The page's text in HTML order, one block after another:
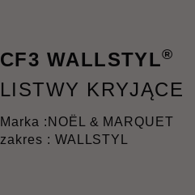
CF3 WALLSTYL®
LISTWY KRYJĄCE
Marka : NOËL & MARQUET
zakres : WALLSTYL